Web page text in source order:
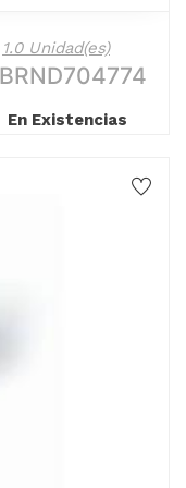
1.0 Unidad(es)
BRND704774
En Existencias